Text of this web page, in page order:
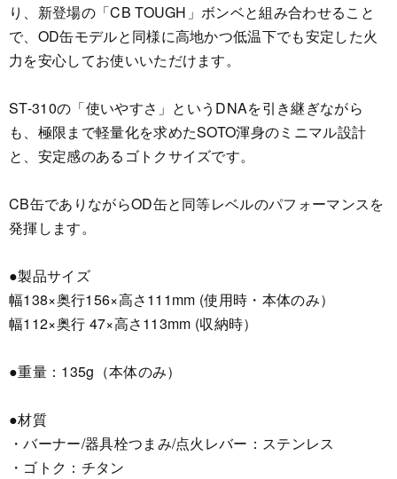
り、新登場の「CB TOUGH」ボンベと組み合わせること
で、OD缶モデルと同様に高地かつ低温下でも安定した火
力を安心してお使いいただけます。
ST-310の「使いやすさ」というDNAを引き継ぎながら
も、極限まで軽量化を求めたSOTO渾身のミニマル設計
と、安定感のあるゴトクサイズです。
CB缶でありながらOD缶と同等レベルのパフォーマンスを
発揮します。
●製品サイズ
幅138×奥行156×高さ111mm (使用時・本体のみ）
幅112×奥行 47×高さ113mm (収納時）
●重量：135g（本体のみ）
●材質
・バーナー/器具栓つまみ/点火レバー：ステンレス
・ゴトク：チタン